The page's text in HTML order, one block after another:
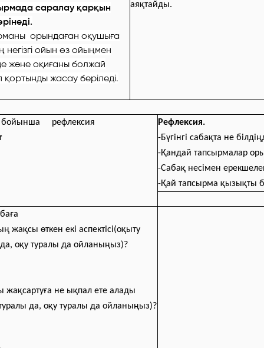
саралау қарқын
орындаған оқушыға
негізгі ойын өз ойыңмен
және оқиғаны болжай
қортынды жасау беріледі.
аяқтайды.
рефлексия
Рефлексия.
-Бүгінгі сабақта не
-Қандай тапсырмалар
-Сабақ несімен
-Қай тапсырма қызықты
жақсы өткен екі аспектісі(оқыту
оқу туралы да ойланыңыз)?
жақсартуға не ықпал ете алады
да, оқу туралы да ойланыңыз)?